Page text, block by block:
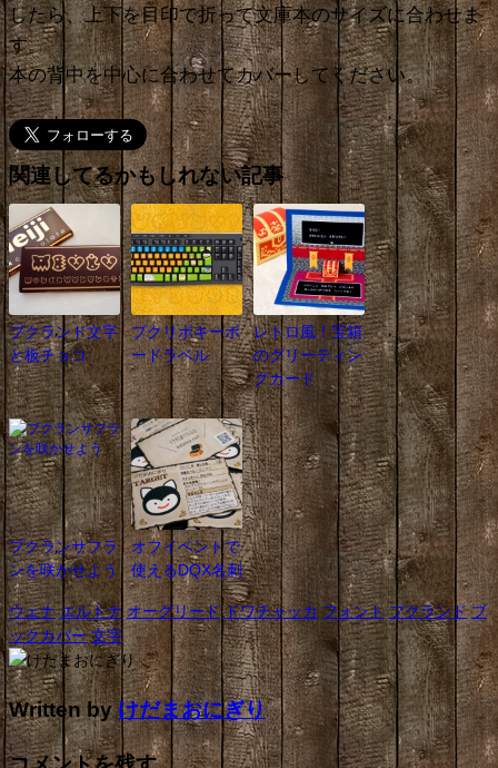
したら、上下を目印で折って文庫本のサイズに合わせま
す。
本の背中を中心に合わせてカバーしてください。
関連してるかもしれない記事
プクランド文字
と板チョコ
プクリポキーボ
ードラベル
レトロ風！宝箱
のグリーティン
グカード
プクランサフラ
ンを咲かせよう
オフイベントで
使えるDQX名刺
ウェナ エルトナ オーグリード ドワチャッカ フォント プクランド ブ
ックカバー 文字
Written byけだまおにぎり